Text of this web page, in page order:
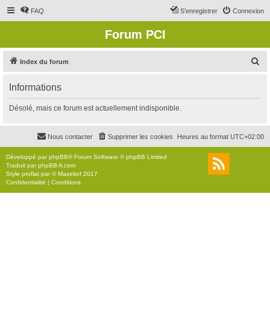
FAQ Connexion
S’enregistrer
Forum PCI
Index du forum
r
c
r
Informations
Désolé, mais ce forum est actuellement indisponible.
Heures au format UTC+02:00
Supprimer les cookies
Nous contacter
Développé parphpBB® Forum Software © phpBB Limited
Traduit parphpBB-fr.com
Style proflat par ©Mazeltof 2017
Confidentialité | Conditions